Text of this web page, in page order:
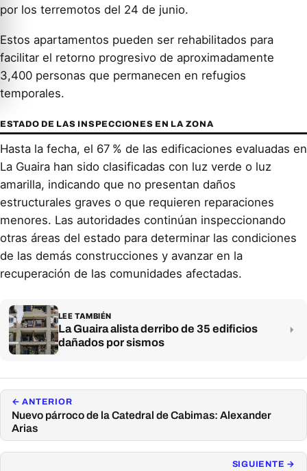
por los terremotos del 24 de junio.
Estos apartamentos pueden ser rehabilitados para
facilitar el retorno progresivo de aproximadamente
3,400 personas que permanecen en refugios
temporales.
ESTADO DE LAS INSPECCIONES EN LA ZONA
Hasta la fecha, el 67 % de las edificaciones evaluadas en
La Guaira han sido clasificadas con luz verde o luz
amarilla, indicando que no presentan daños
estructurales graves o que requieren reparaciones
menores. Las autoridades continúan inspeccionando
otras áreas del estado para determinar las condiciones
de las demás construcciones y avanzar en la
recuperación de las comunidades afectadas.
LEE TAMBIÉN
La Guaira alista derribo de 35 edificios
dañados por sismos
← ANTERIOR
Nuevo párroco de la Catedral de Cabimas: Alexander
Arias
SIGUIENTE →